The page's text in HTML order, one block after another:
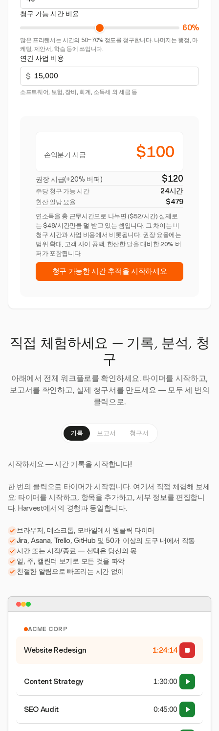
청구 가능 시간 비율
60%
많은 프리랜서는 시간의 50~70% 정도를 청구합니다. 나머지는 행정, 마
케팅, 제안서, 학습 등에 쓰입니다.
연간 사업 비용
$
소프트웨어, 보험, 장비, 회계, 소득세 외 세금 등
손익분기 시급 $100
권장 시급(+20% 버퍼) $120
주당 청구 가능 시간 24시간
환산 일당 요율 $479
연소득을 총 근무시간으로 나누면 ($52/시간) 실제로
는 $48/시간만큼 덜 받고 있는 셈입니다. 그 차이는 비
청구 시간과 사업 비용에서 비롯됩니다. 권장 요율에는
범위 확대, 고객 사이 공백, 한산한 달을 대비한 20% 버
퍼가 포함됩니다.
청구 가능한 시간 추적을 시작하세요
직접 체험하세요 — 기록, 분석, 청
구
아래에서 전체 워크플로를 확인하세요. 타이머를 시작하고,
보고서를 확인하고, 실제 청구서를 만드세요 — 모두 세 번의
클릭으로.
기록 보고서 청구서
시작하세요 — 시간 기록을 시작합니다!
한 번의 클릭으로 타이머가 시작됩니다. 여기서 직접 체험해 보세
요: 타이머를 시작하고, 항목을 추가하고, 세부 정보를 편집합니
다. Harvest에서의 경험과 동일합니다.
브라우저, 데스크톱, 모바일에서 원클릭 타이머
Jira, Asana, Trello, GitHub 및 50개 이상의 도구 내에서 작동
시간 또는 시작/종료 — 선택은 당신의 몫
일, 주, 캘린더 보기로 모든 것을 파악
친절한 알림으로 빠뜨리는 시간 없이
ACME CORP
Website Redesign 1:24:15
Content Strategy 1:30:00
SEO Audit 0:45:00